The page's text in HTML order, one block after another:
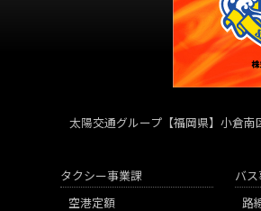
太陽交通グループ 【福岡県】小倉
タクシー事業課
空港定額
バ
路